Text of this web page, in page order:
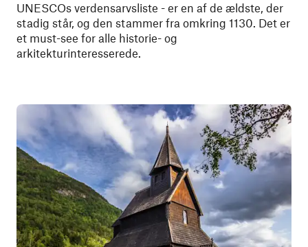
UNESCOs verdensarvsliste - er en af de ældste, der
stadig står, og den stammer fra omkring 1130. Det er
et must-see for alle historie- og
arkitekturinteresserede.